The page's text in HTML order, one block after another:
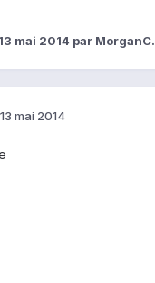
13 mai 2014 par MorganC.
13 mai 2014